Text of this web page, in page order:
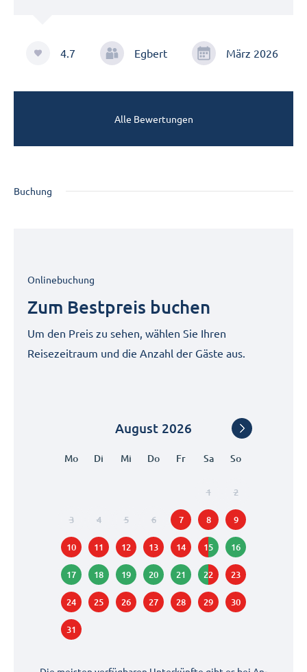
4.7 Egbert März 2026
Alle Bewertungen
Buchung
Onlinebuchung
Zum Bestpreis buchen
Um den Preis zu sehen, wählen Sie Ihren
Reisezeitraum und die Anzahl der Gäste aus.
August 2026
Mo Di Mi Do Fr Sa So
1 2
3 4 5 6 7 8 9
10 11 12 13 14 15 16
17 18 19 20 21 22 23
24 25 26 27 28 29 30
31